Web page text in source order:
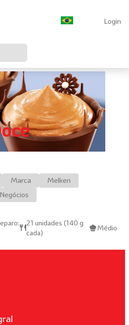
Login
Marca
Melken
21 unidades (140 g
cada)
Médio